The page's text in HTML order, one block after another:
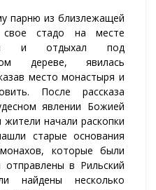
парню из близлежащей
стадо на месте
и отдыхал под
дереве, явилась
место монастыря и
После рассказа
явлении Божией
начали раскопки
старые основания
которые были
в Рильский
найдены несколько